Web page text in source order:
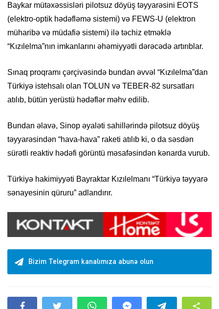
Baykar mütəxəssisləri pilotsuz döyüş təyyarəsini EOTS
(elektro-optik hədəfləmə sistemi) və FEWS-U (elektron
müharibə və müdafiə sistemi) ilə təchiz etməklə
“Kızılelma”nın imkanlarını əhəmiyyətli dərəcədə artırıblar.
Sınaq proqramı çərçivəsində bundan əvvəl “Kızılelma”dan
Türkiyə istehsalı olan TOLUN və TEBER-82 sursatları
atılıb, bütün yerüstü hədəflər məhv edilib.
Bundan əlavə, Sinop əyaləti sahillərində pilotsuz döyüş
təyyarəsindən “hava-hava” raketi atılıb ki, o da səsdən
sürətli reaktiv hədəfi görüntü məsafəsindən kənarda vurub.
Türkiyə hakimiyyəti Bayraktar Kızılelmanı “Türkiyə təyyarə
sənayesinin qüruru” adlandırır.
Bizim Telegram kanalımıza abunə olun